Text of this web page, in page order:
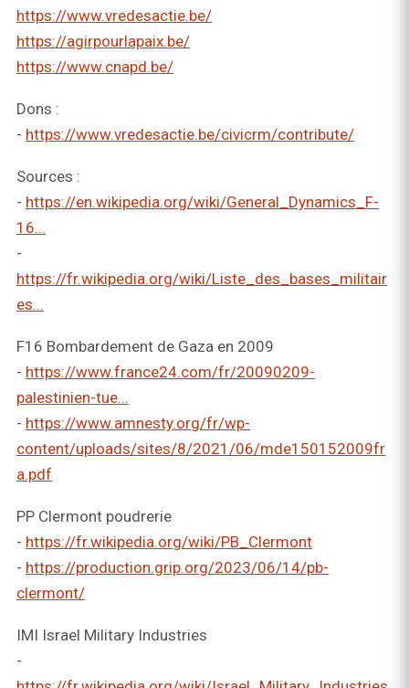
https://www.vredesactie.be/
https://agirpourlapaix.be/
https://www.cnapd.be/
Dons :
- https://www.vredesactie.be/civicrm/contribute/
Sources :
- https://en.wikipedia.org/wiki/General_Dynamics_F-
16...
-
https://fr.wikipedia.org/wiki/Liste_des_bases_militair
es...
F16 Bombardement de Gaza en 2009
- https://www.france24.com/fr/20090209-
palestinien-tue...
- https://www.amnesty.org/fr/wp-
content/uploads/sites/8/2021/06/mde150152009fr
a.pdf
PP Clermont poudrerie
- https://fr.wikipedia.org/wiki/PB_Clermont
- https://production.grip.org/2023/06/14/pb-
clermont/
IMI Israel Military Industries
-